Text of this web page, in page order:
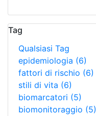
Tag
Qualsiasi Tag
epidemiologia (6)
fattori di rischio (6)
stili di vita (6)
biomarcatori (5)
biomonitoraggio (5)